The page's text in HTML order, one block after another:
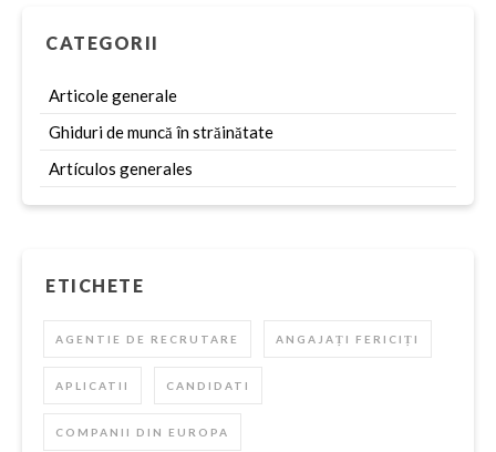
CATEGORII
Articole generale
Ghiduri de muncă în străinătate
Artículos generales
ETICHETE
AGENTIE DE RECRUTARE ANGAJAȚI FERICIȚI
APLICATII CANDIDATI
COMPANII DIN EUROPA